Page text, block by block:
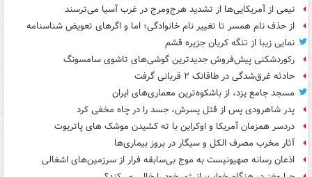
نیمی از آمریکایی‌ها از تشدید هرج‌ومرج در غرب آسیا می‌ترسند
از حذف نام همسر تا تغییر نام خانوادگی؛ اما و اگرهای تعویض شناسنامه
نمایی زیبا از تنگه کریان جزیره قشم
رکوردشکنی پیش‌فروش جدیدترین گوشی‌های تاشوی سامسونگ
حادثه غرق‌شدگی در طاقانک ۲ قربانی گرفت
مسجد جامع یزد، از باشکوه‌ترین معماری‌های ایران
پدر شاهرودی پس از قتل پسرش، جسد را در چاه مخفی کرد
دردسر همزمان آمریکا و اوکراین با ته کشیدن موشک های پاتریوت
آثار مخرب مصرف الکل و سیگار در بروز بیماری‌ها
اذعان رسانه صهیونیست به موج بی‌سابقه فرار از سرزمین‌های اشغالی